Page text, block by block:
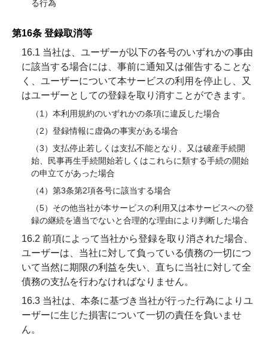
る行為
第16条 登録取消等
16.1 当社は、ユーザーが以下の各号のいずれかの事由
に該当する場合には、事前に通知又は催告することな
く、ユーザーについて本サービスの利用を停止し、又
はユーザーとしての登録を取り消すことができます。
（1）本利用規約のいずれかの条項に違反した場合
（2）登録情報に虚偽の事実がある場合
（3）支払停止若しくは支払不能となり、又は破産手続開
始、民事再生手続開始若しくはこれらに類する手続の開始
の申立てがあった場合
（4）第3条第2項各号に該当する場合
（5）その他当社が本サービスの利用又は本サービスへの登
録の継続を適当でないと合理的な理由により判断した場合
16.2 前項によって当社から登録を取り消された場合、
ユーザーは、当社に対して負っている債務の一切につ
いて当然に期限の利益を失い、直ちに当社に対して全
債務の支払を行わなければなりません。
16.3 当社は、本条に基づき当社が行った行為によりユ
ーザーに生じた損害について一切の責任を負いませ
ん。